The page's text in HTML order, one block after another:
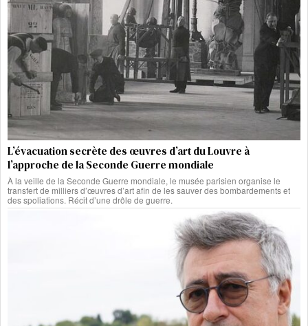
L’évacuation secrète des œuvres d’art du Louvre à
l’approche de la Seconde Guerre mondiale
À la veille de la Seconde Guerre mondiale, le musée parisien organise le
transfert de milliers d’œuvres d’art afin de les sauver des bombardements et
des spoliations. Récit d’une drôle de guerre.